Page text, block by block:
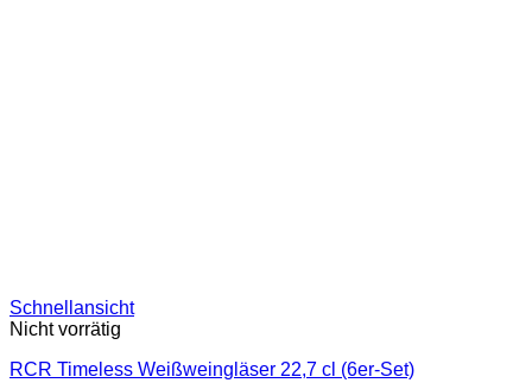
Schnellansicht
Nicht vorrätig
RCR Timeless Weißweingläser 22,7 cl (6er-Set)